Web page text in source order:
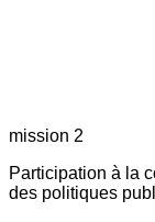
mission 2
Participation à la
des politiques